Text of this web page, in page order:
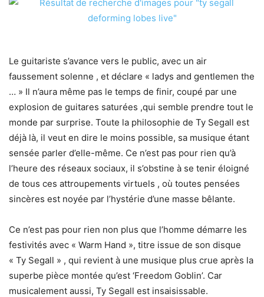
Le guitariste s’avance vers le public, avec un air
faussement solenne , et déclare « ladys and gentlemen the
… » Il n’aura même pas le temps de finir, coupé par une
explosion de guitares saturées ,qui semble prendre tout le
monde par surprise. Toute la philosophie de Ty Segall est
déjà là, il veut en dire le moins possible, sa musique étant
sensée parler d’elle-même. Ce n’est pas pour rien qu’à
l’heure des réseaux sociaux, il s’obstine à se tenir éloigné
de tous ces attroupements virtuels , où toutes pensées
sincères est noyée par l’hystérie d’une masse bêlante.
Ce n’est pas pour rien non plus que l’homme démarre les
festivités avec « Warm Hand », titre issue de son disque
« Ty Segall » , qui revient à une musique plus crue après la
superbe pièce montée qu’est ‘Freedom Goblin’. Car
musicalement aussi, Ty Segall est insaisissable.